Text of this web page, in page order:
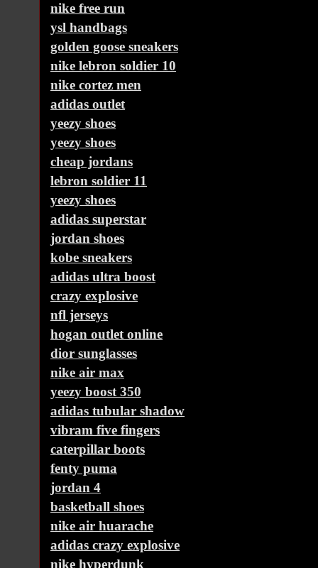
nike free run
ysl handbags
golden goose sneakers
nike lebron soldier 10
nike cortez men
adidas outlet
yeezy shoes
yeezy shoes
cheap jordans
lebron soldier 11
yeezy shoes
adidas superstar
jordan shoes
kobe sneakers
adidas ultra boost
crazy explosive
nfl jerseys
hogan outlet online
dior sunglasses
nike air max
yeezy boost 350
adidas tubular shadow
vibram five fingers
caterpillar boots
fenty puma
jordan 4
basketball shoes
nike air huarache
adidas crazy explosive
nike hyperdunk